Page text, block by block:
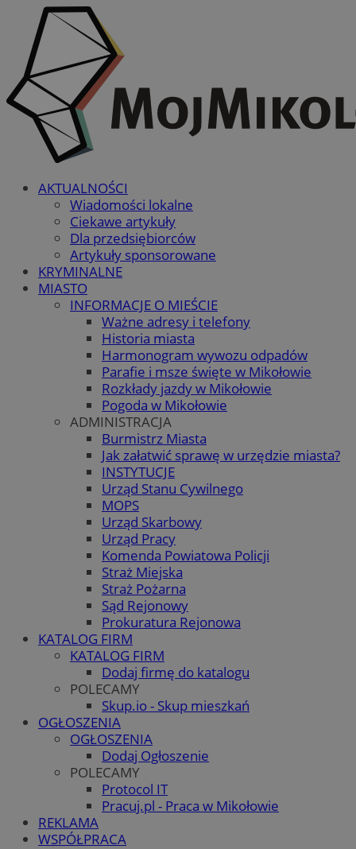
AKTUALNOŚCI
Wiadomości lokalne
Ciekawe artykuły
Dla przedsiębiorców
Artykuły sponsorowane
KRYMINALNE
MIASTO
INFORMACJE O MIEŚCIE
Ważne adresy i telefony
Historia miasta
Harmonogram wywozu odpadów
Parafie i msze święte w Mikołowie
Rozkłady jazdy w Mikołowie
Pogoda w Mikołowie
ADMINISTRACJA
Burmistrz Miasta
Jak załatwić sprawę w urzędzie miasta?
INSTYTUCJE
Urząd Stanu Cywilnego
MOPS
Urząd Skarbowy
Urząd Pracy
Komenda Powiatowa Policji
Straż Miejska
Straż Pożarna
Sąd Rejonowy
Prokuratura Rejonowa
KATALOG FIRM
KATALOG FIRM
Dodaj firmę do katalogu
POLECAMY
Skup.io - Skup mieszkań
OGŁOSZENIA
OGŁOSZENIA
Dodaj Ogłoszenie
POLECAMY
Protocol IT
Pracuj.pl - Praca w Mikołowie
REKLAMA
WSPÓŁPRACA